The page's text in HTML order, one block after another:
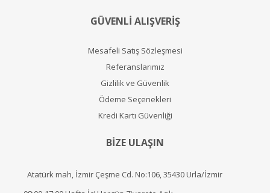
GÜVENLİ ALIŞVERİŞ
Mesafeli Satış Sözleşmesi
Referanslarımız
Gizlilik ve Güvenlik
Ödeme Seçenekleri
Kredi Kartı Güvenliği
BİZE ULAŞIN
Atatürk mah, İzmir Çeşme Cd. No:106, 35430 Urla/İzmir